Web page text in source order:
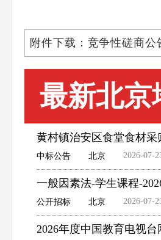
附件下载：竞争性磋商
最新北京
黄村镇治安区食堂食材
中标公告 北京 2026-07-
一般因素法-学生课程-
公开招标 北京 2026-07-
2026年度中国教育电视